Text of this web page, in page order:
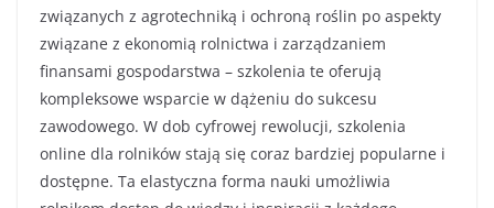
związanych z agrotechniką i ochroną roślin po aspekty
związane z ekonomią rolnictwa i zarządzaniem
finansami gospodarstwa – szkolenia te oferują
kompleksowe wsparcie w dążeniu do sukcesu
zawodowego. W dob cyfrowej rewolucji, szkolenia
online dla rolników stają się coraz bardziej popularne i
dostępne. Ta elastyczna forma nauki umożliwia